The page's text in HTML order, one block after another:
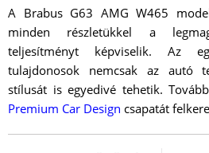
A Brabus G63 AMG W465
minden részletükkel a
teljesítményt képviselik. Az
tulajdonosok nemcsak az autó
stílusát is egyedivé tehetik.
Premium Car Design csapatát